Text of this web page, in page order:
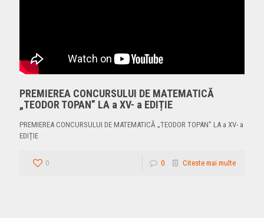
PREMIEREA CONCURSULUI DE MATEMATICĂ
„TEODOR TOPAN” LA a XV- a EDIȚIE
PREMIEREA CONCURSULUI DE MATEMATICĂ „TEODOR TOPAN” LA a XV- a
EDIȚIE
0 0 Citeste mai multe